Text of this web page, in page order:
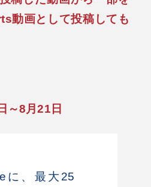
動画として投稿しても
～8月21日
に、最大25